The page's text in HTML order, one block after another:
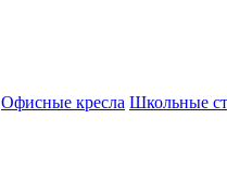
Офисные кресла Школьные